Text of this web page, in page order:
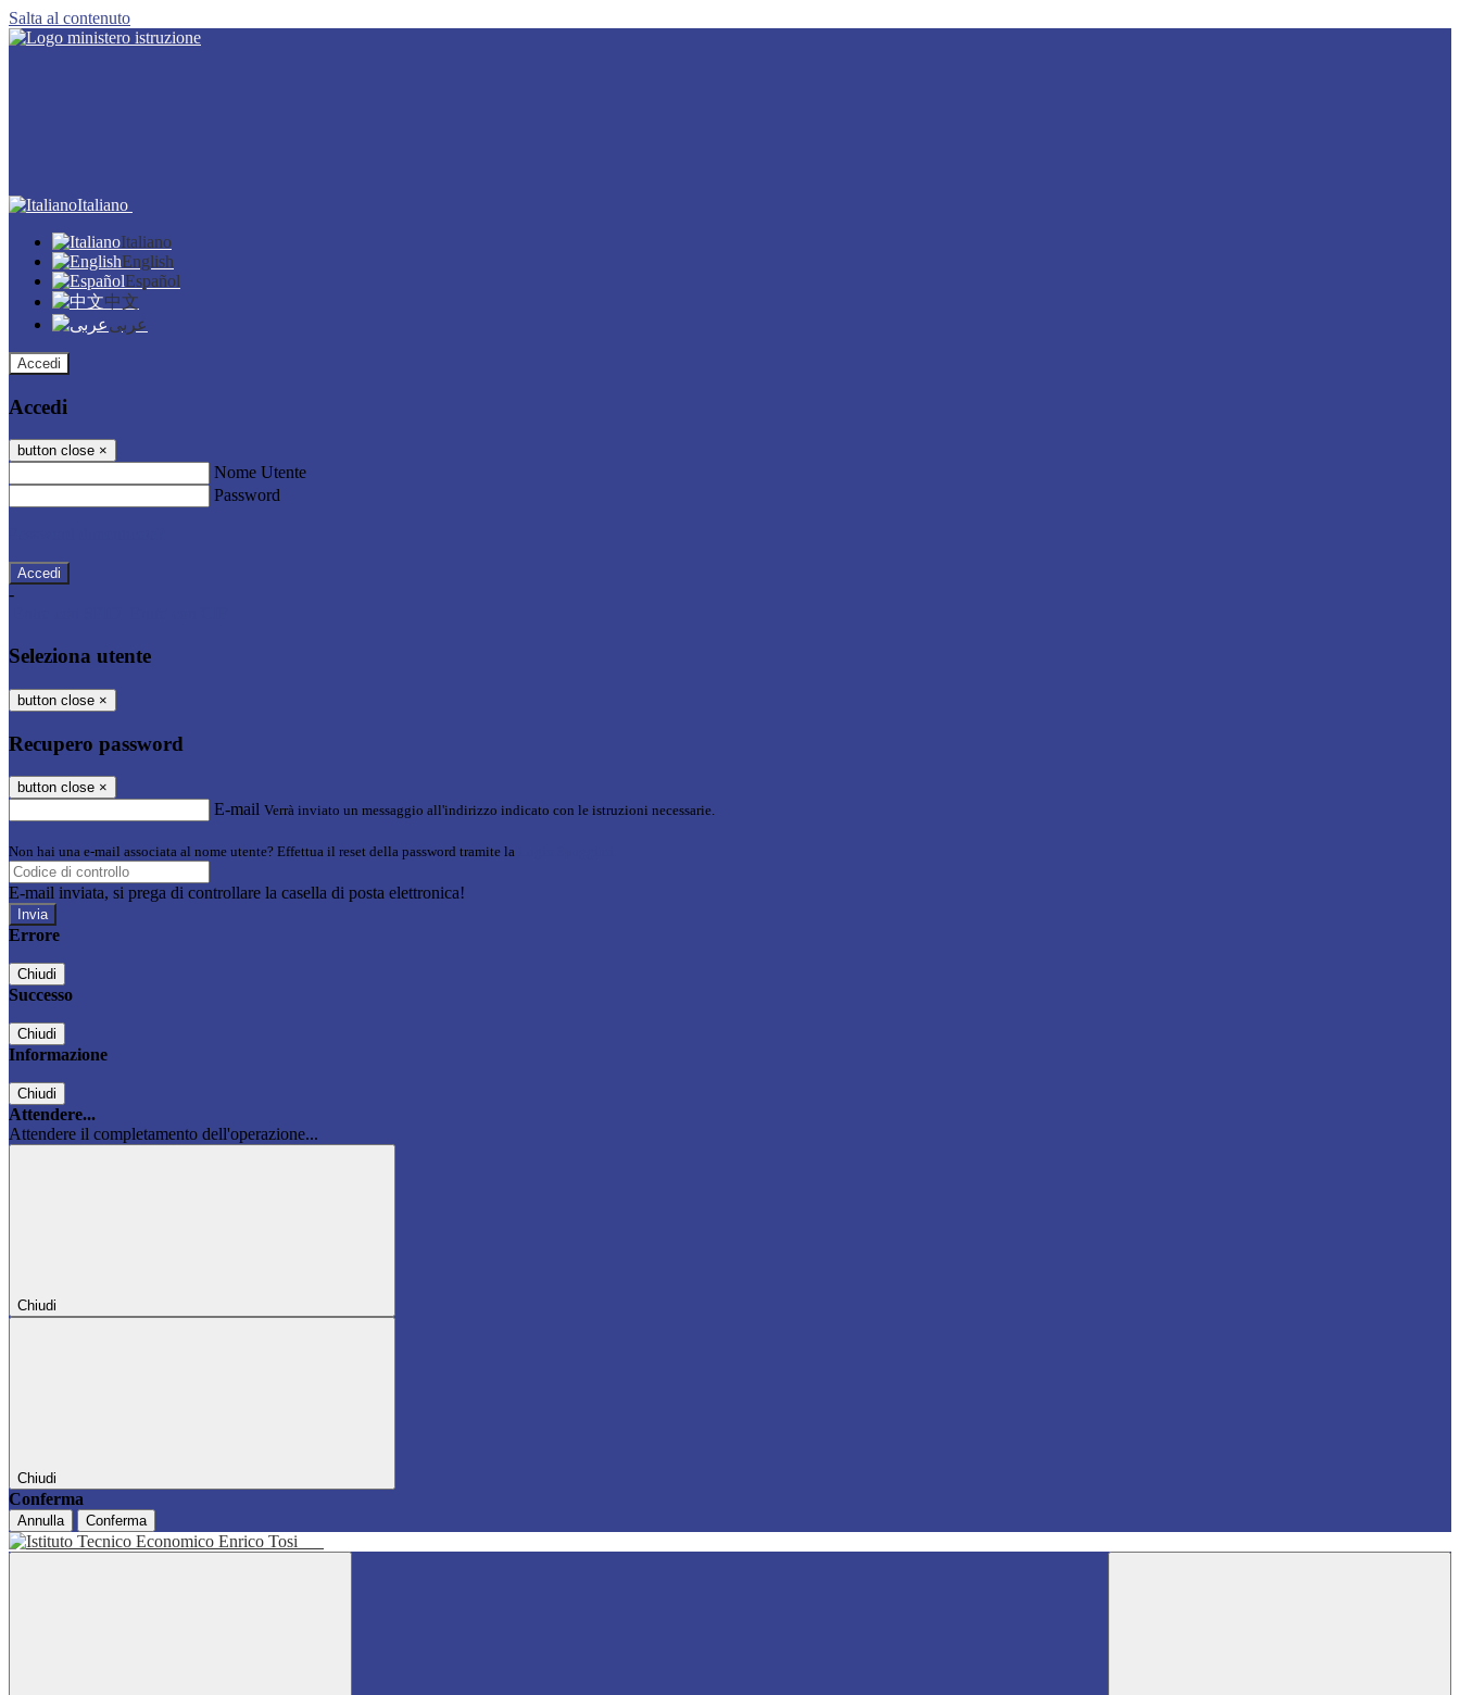
Salta al contenuto
Italiano
Italiano
English
Español
中文
عربى
Accedi
Accedi
button close ×
Nome Utente
Password
-
Seleziona utente
button close ×
Recupero password
button close ×
E-mail Verrà inviato un messaggio all'indirizzo indicato con le istruzioni necessarie.
Non hai una e-mail associata al nome utente? Effettua il reset della password tramite la
E-mail inviata, si prega di controllare la casella di posta elettronica!
Errore
Chiudi
Successo
Chiudi
Informazione
Chiudi
Attendere...
Attendere il completamento dell'operazione...
Chiudi
Chiudi
Conferma
Annulla Conferma